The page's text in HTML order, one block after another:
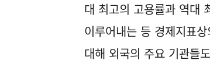
대 최고의 고용률과 역대
이루어내는 등 경제지표
대해 외국의 주요 기관들